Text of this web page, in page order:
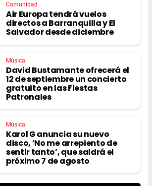
Comunidad
Air Europa tendrá vuelos
directos a Barranquilla y El
Salvador desde diciembre
Música
David Bustamante ofrecerá el
12 de septiembre un concierto
gratuito en las Fiestas
Patronales
Música
Karol G anuncia su nuevo
disco, ‘No me arrepiento de
sentir tanto’, que saldrá el
próximo 7 de agosto